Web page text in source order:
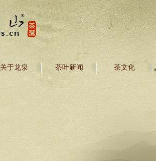
关于龙泉 茶叶新闻 茶文化